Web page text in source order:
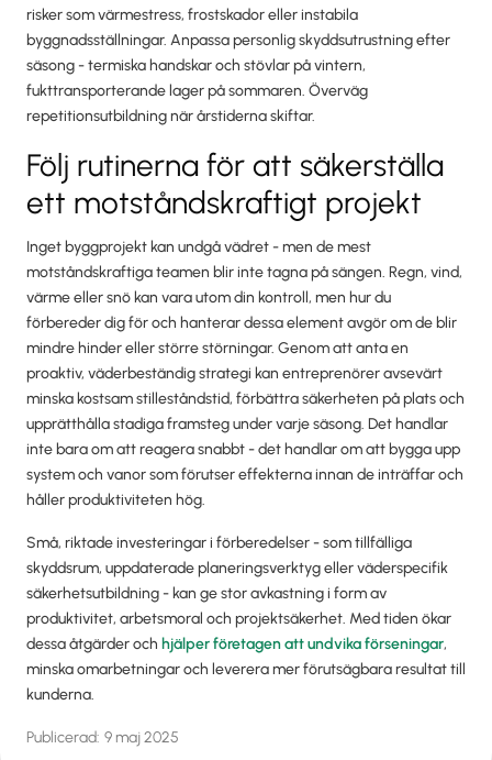
risker som värmestress, frostskador eller instabila
byggnadsställningar. Anpassa personlig skyddsutrustning efter
säsong - termiska handskar och stövlar på vintern,
fukttransporterande lager på sommaren. Överväg
repetitionsutbildning när årstiderna skiftar.
Följ rutinerna för att säkerställa
ett motståndskraftigt projekt
Inget byggprojekt kan undgå vädret - men de mest
motståndskraftiga teamen blir inte tagna på sängen. Regn, vind,
värme eller snö kan vara utom din kontroll, men hur du
förbereder dig för och hanterar dessa element avgör om de blir
mindre hinder eller större störningar. Genom att anta en
proaktiv, väderbeständig strategi kan entreprenörer avsevärt
minska kostsam stilleståndstid, förbättra säkerheten på plats och
upprätthålla stadiga framsteg under varje säsong. Det handlar
inte bara om att reagera snabbt - det handlar om att bygga upp
system och vanor som förutser effekterna innan de inträffar och
håller produktiviteten hög.
Små, riktade investeringar i förberedelser - som tillfälliga
skyddsrum, uppdaterade planeringsverktyg eller väderspecifik
säkerhetsutbildning - kan ge stor avkastning i form av
produktivitet, arbetsmoral och projektsäkerhet. Med tiden ökar
dessa åtgärder och hjälper företagen att undvika förseningar,
minska omarbetningar och leverera mer förutsägbara resultat till
kunderna.
Publicerad: 9 maj 2025